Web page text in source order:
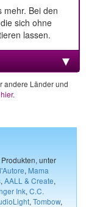
mehr. Bei den
sich ohne
lassen.
andere Länder und
hier.
unter
, Mama
, AALL & Create,
Ink, C.C.
, Tombow,